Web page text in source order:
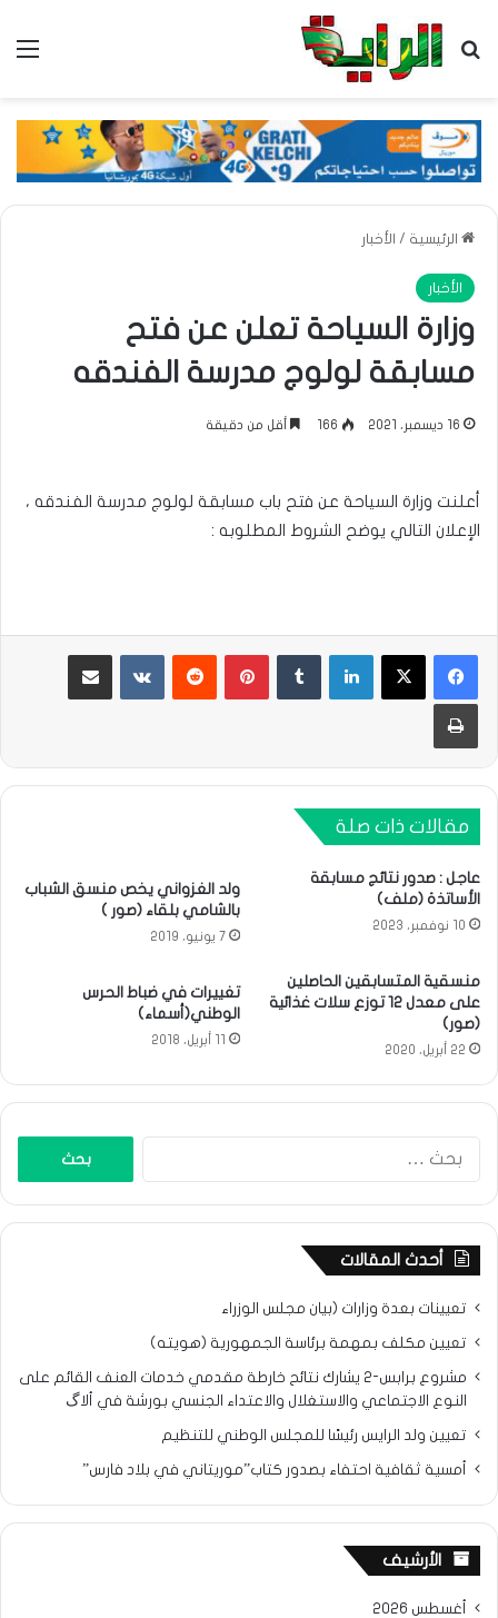
بحث عن
الرئيسية / الأخبار
الأخبار
وزارة السياحة تعلن عن فتح
مسابقة لولوج مدرسة الفندقه
16 ديسمبر، 2021 166 أقل من دقيقة
أعلنت وزارة السياحة عن فتح باب مسابقة لولوج مدرسة الفندقه ،
الإعلان التالي يوضح الشروط المطلوبه :
لينكدإن بينتيريست مشاركة عبر البريد
طباعة
مقالات ذات صلة
عاجل : صدور نتائج مسابقة
الأساتذة (ملف)
10 نوفمبر، 2023
ولد الغزواني يخص منسق الشباب
بالشامي بلقاء (صور )
7 يونيو، 2019
منسقية المتسابقين الحاصلين
على معدل 12 توزع سلات غذائية
(صور)
22 أبريل، 2020
تغييرات في ضباط الحرس
الوطني(أسماء)
11 أبريل، 2018
أحدث المقالات
تعيينات بعدة وزارات (بيان مجلس الوزراء
تعيين مكلف بمهمة برئاسة الجمهورية (هويته)
مشروع برابس-2 يشارك نتائح خارطة مقدمي خدمات العنف القائم على
النوع الاجتماعي والاستغلال والاعتداء الجنسي بورشة في ألاگ
تعيين ولد الرايس رئيسًا للمجلس الوطني للتنظيم
أمسية ثقافية احتفاء بصدور كتاب”موريتاني في بلاد فارس”
الأرشيف
أغسطس 2026